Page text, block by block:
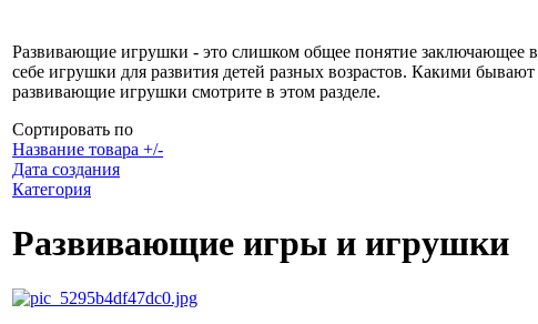
Развивающие игрушки - это слишком общее понятие заключающее в
себе игрушки для развития детей разных возрастов. Какими бывают
развивающие игрушки смотрите в этом разделе.
Сортировать по
Название товара +/-
Дата создания
Категория
Развивающие игры и игрушки